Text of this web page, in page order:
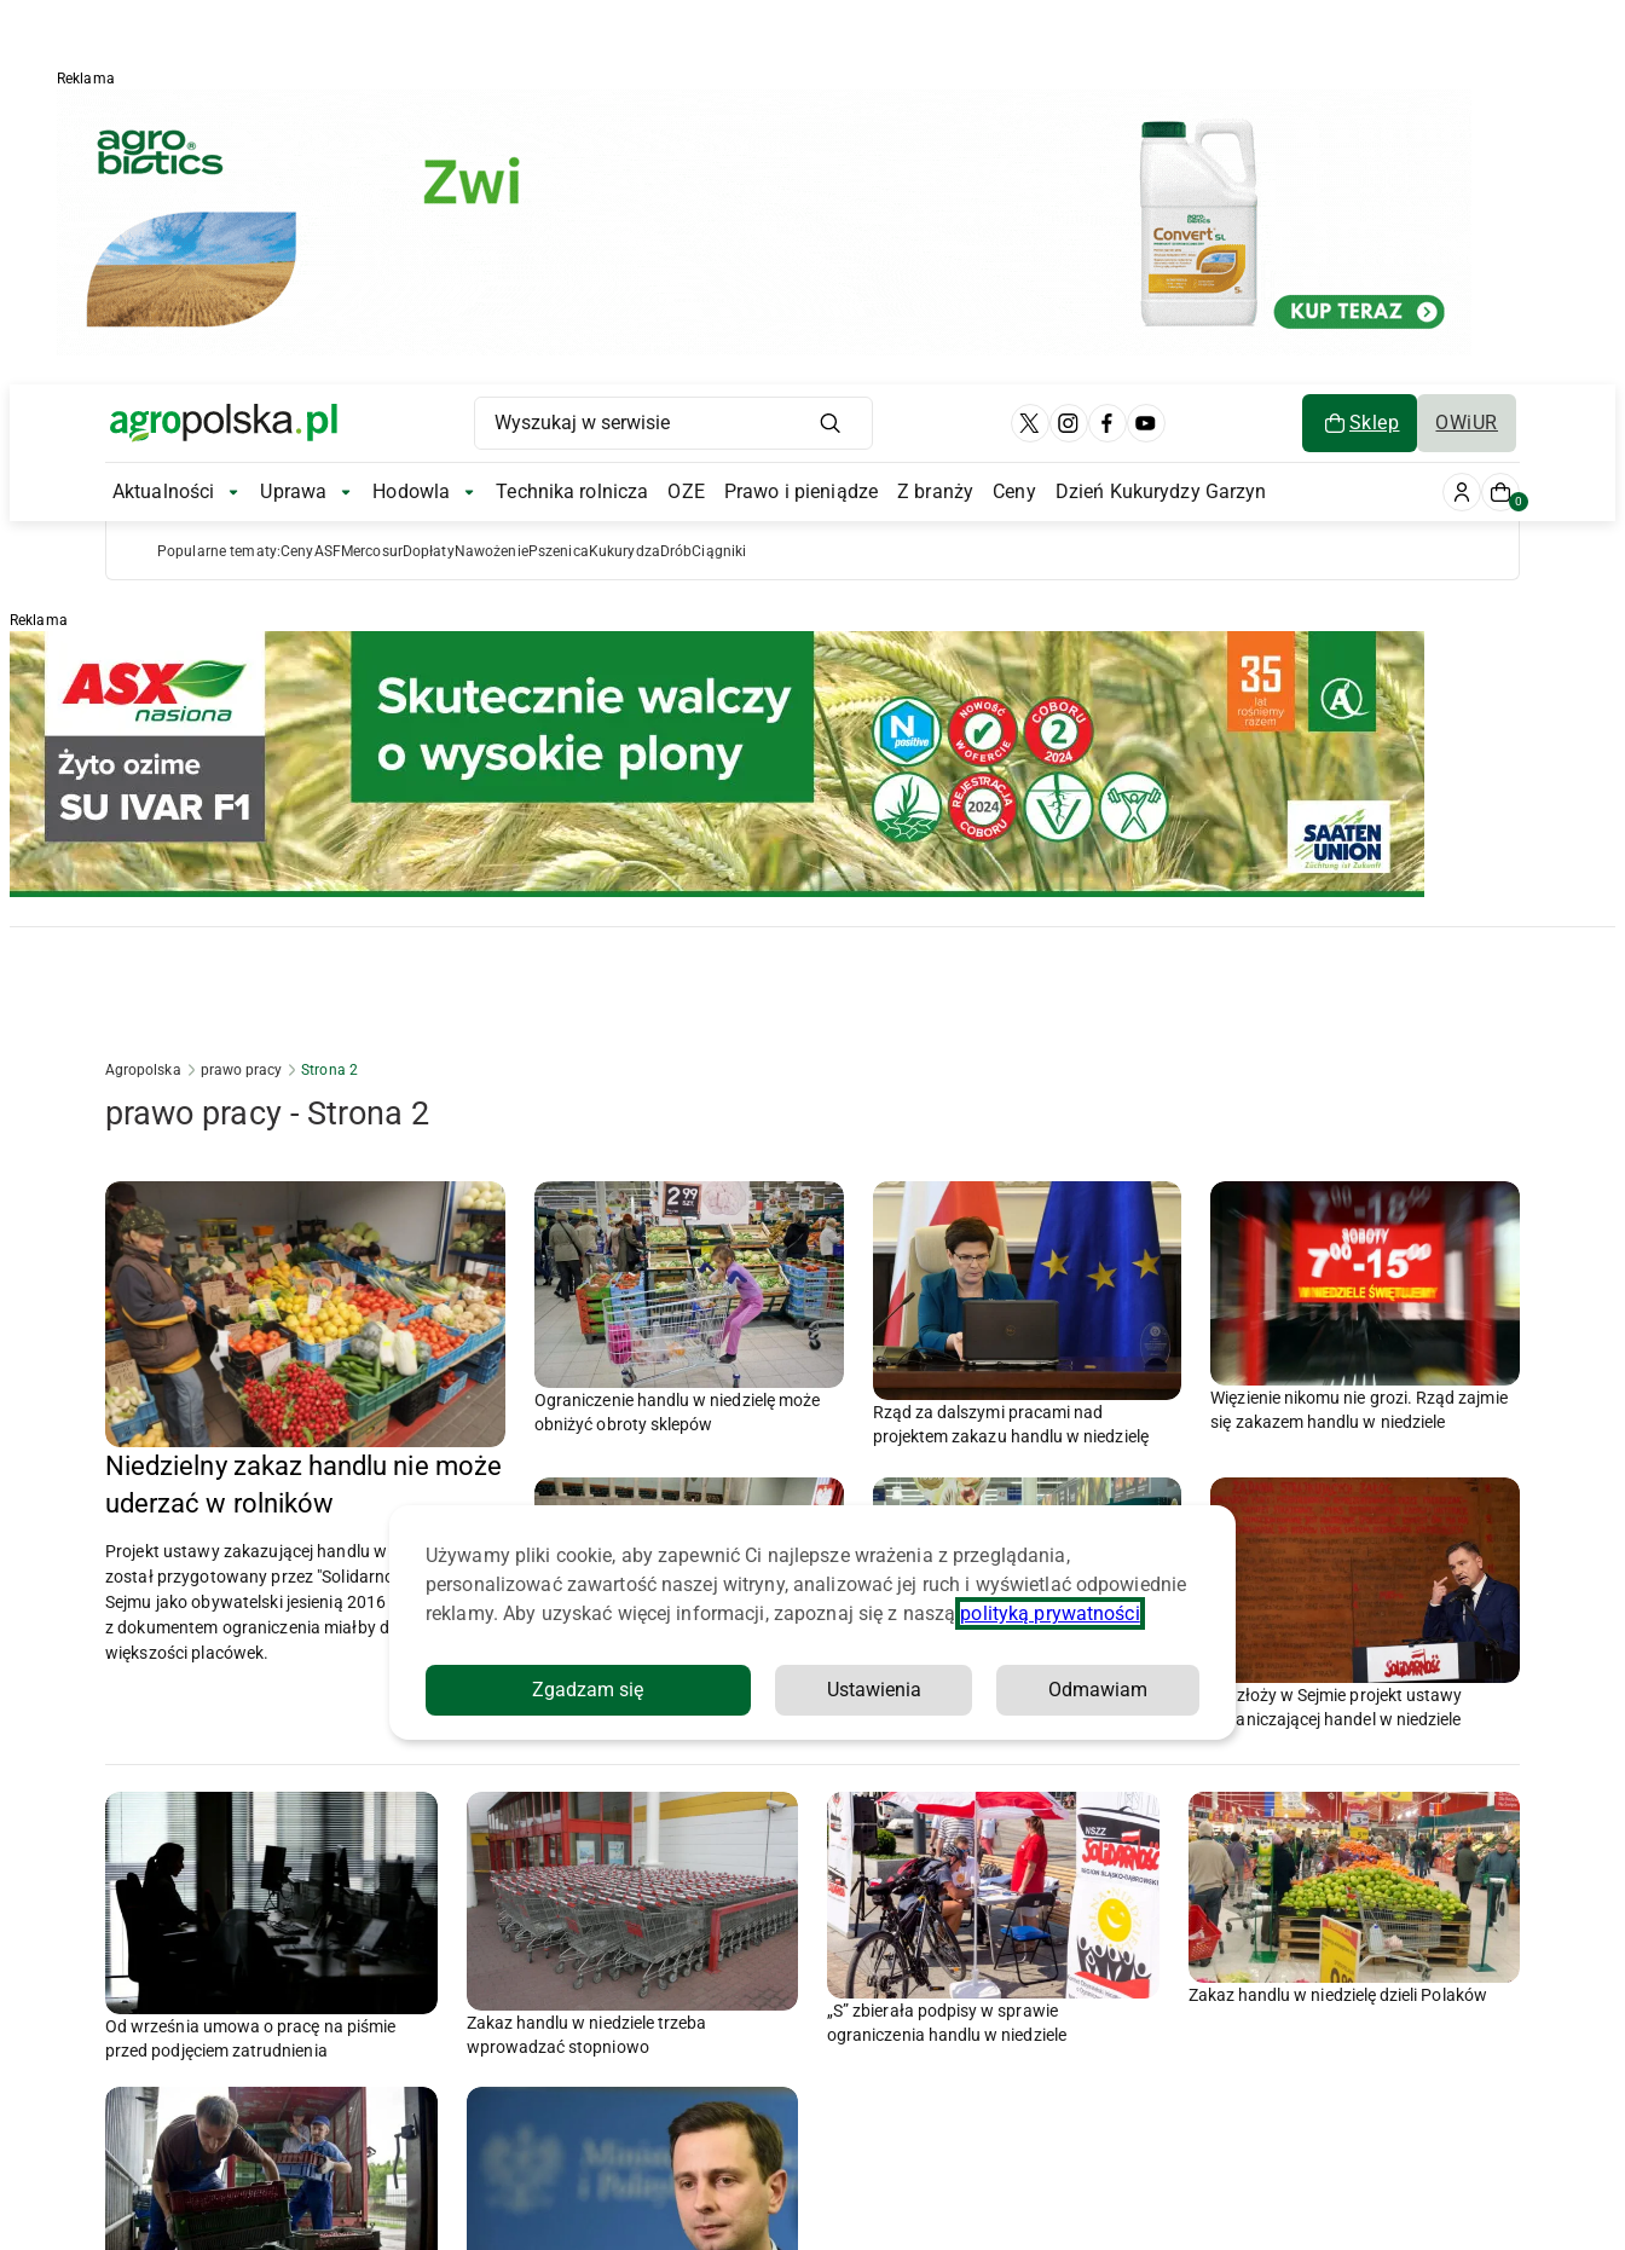
Reklama
Main Logo Sklep OWiUR
Main Navigation
Aktualności Aktualności Submenu
Uprawa Uprawa Submenu
Hodowla Hodowla Submenu
Technika rolnicza OZE Prawo i pieniądze Z branży Ceny Dzień Kukurydzy Garzyn 0
Popularne tematy:CenyASFMercosurDopłatyNawożeniePszenica Kukurydza DróbCiągniki
Reklama
Agropolska prawo pracy Strona 2
prawo pracy - Strona 2
Niedzielny zakaz handlu nie może
uderzać w rolników
Projekt ustawy zakazującej handlu w niedziele
został przygotowany przez "Solidarność" i trafił do
Sejmu jako obywatelski jesienią 2016 roku. Zgodnie
z dokumentem ograniczenia miałby dotyczyć
większości placówek.
Ograniczenie handlu w niedzielę może
obniżyć obroty sklepów
Rząd za dalszymi pracami nad
projektem zakazu handlu w niedzielę
Więzienie nikomu nie grozi. Rząd zajmie
się zakazem handlu w niedziele
Sejm za dalszymi pracami w sprawie
ograniczeń handlu w niedziele
Większość Polaków za zakazem handlu
w niedzielę
„S” złoży w Sejmie projekt ustawy
ograniczającej handel w niedziele
Od września umowa o pracę na piśmie
przed podjęciem zatrudnienia
Zakaz handlu w niedziele trzeba
wprowadzać stopniowo
„S” zbierała podpisy w sprawie
ograniczenia handlu w niedziele
Zakaz handlu w niedzielę dzieli Polaków
Używamy pliki cookie, aby zapewnić Ci najlepsze wrażenia z przeglądania,
personalizować zawartość naszej witryny, analizować jej ruch i wyświetlać odpowiednie
reklamy. Aby uzyskać więcej informacji, zapoznaj się z naszą polityką prywatności
Zgadzam się Ustawienia Odmawiam